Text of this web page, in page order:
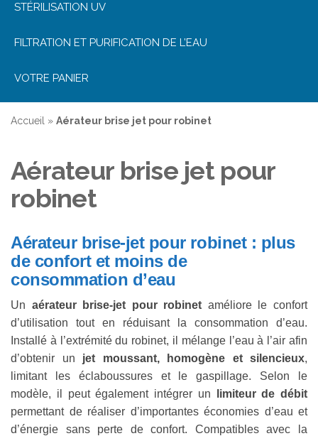
STÉRILISATION UV
FILTRATION ET PURIFICATION DE L’EAU
VOTRE PANIER
Accueil » Aérateur brise jet pour robinet
Aérateur brise jet pour
robinet
Aérateur brise-jet pour robinet : plus
de confort et moins de
consommation d’eau
Un aérateur brise-jet pour robinet améliore le confort
d’utilisation tout en réduisant la consommation d’eau.
Installé à l’extrémité du robinet, il mélange l’eau à l’air afin
d’obtenir un jet moussant, homogène et silencieux,
limitant les éclaboussures et le gaspillage. Selon le
modèle, il peut également intégrer un
limiteur de débit
permettant de réaliser d’importantes économies d’eau et
d’énergie sans perte de confort. Compatibles avec la